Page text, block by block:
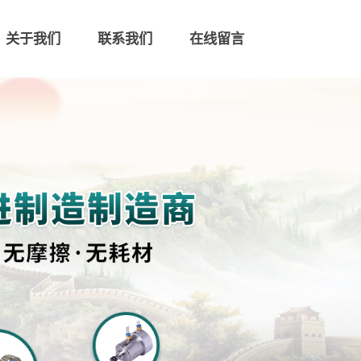
关于我们 联系我们 在线留言